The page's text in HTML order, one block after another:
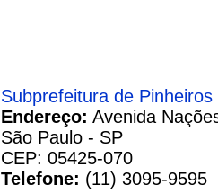
Subprefeitura de Pinheiros
Endereço: Avenida
São Paulo - SP
CEP: 05425-070
Telefone: (11) 3095-9595